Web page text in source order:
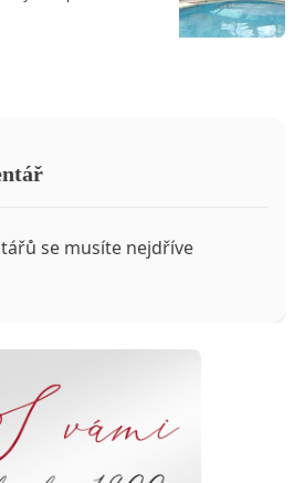
se musíte nejdříve